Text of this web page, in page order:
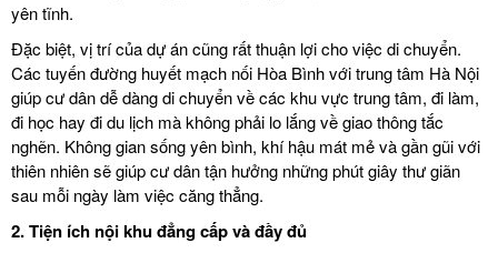
yên tĩnh.
Đặc biệt, vị trí của dự án cũng rất thuận lợi cho việc di chuyển.
Các tuyến đường huyết mạch nối Hòa Bình với trung tâm Hà Nội
giúp cư dân dễ dàng di chuyển về các khu vực trung tâm, đi làm,
đi học hay đi du lịch mà không phải lo lắng về giao thông tắc
nghẽn. Không gian sống yên bình, khí hậu mát mẻ và gần gũi với
thiên nhiên sẽ giúp cư dân tận hưởng những phút giây thư giãn
sau mỗi ngày làm việc căng thẳng.
2.Tiện ích nội khu đẳng cấp và đầy đủ